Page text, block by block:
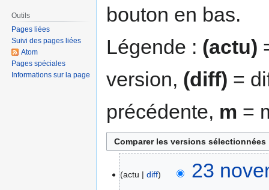
bouton en bas.
Légende : (actu)
version, (diff) =
précédente, m =
actu diff 23
Outils
Pages liées
Suivi des pages liées
Atom
Pages spéciales
Informations sur la page